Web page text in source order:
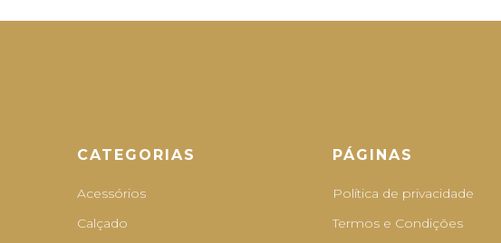
CATEGORIAS
Acessórios
Calçado
PÁGINAS
Política de privacidade
Termos e Condições